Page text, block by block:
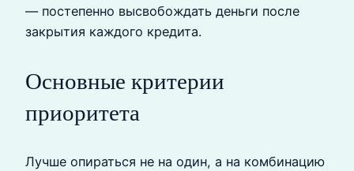
— постепенно высвобождать деньги после
закрытия каждого кредита.
Основные критерии
приоритета
Лучше опираться не на один, а на комбинацию